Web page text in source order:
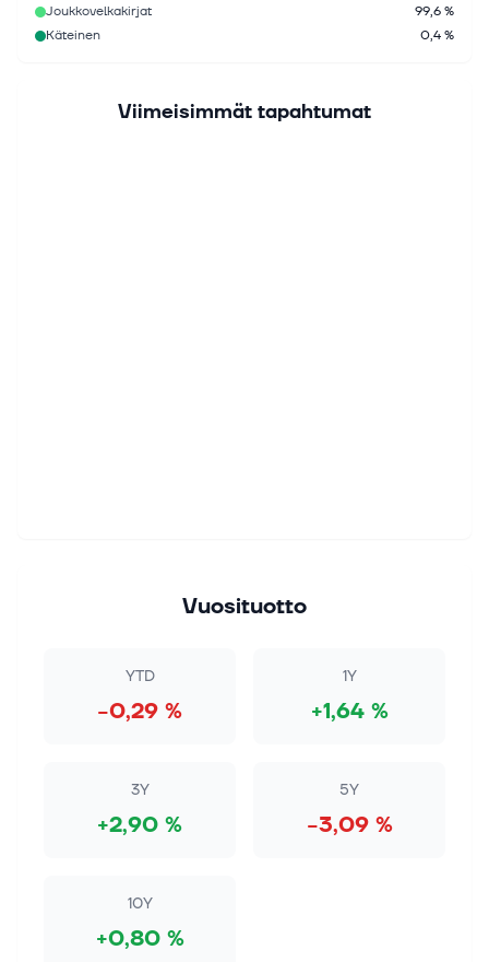
Joukkovelkakirjat
99,6 %
Käteinen
0,4 %
Viimeisimmät tapahtumat
Vuosituotto
YTD
−0,29 %
1Y
+1,64 %
3Y
+2,90 %
5Y
−3,09 %
10Y
+0,80 %